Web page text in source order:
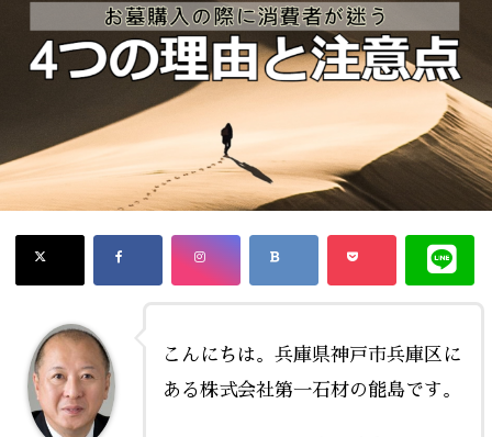
こんにちは。兵庫県神戸市兵庫区に
ある株式会社第一石材の能島です。